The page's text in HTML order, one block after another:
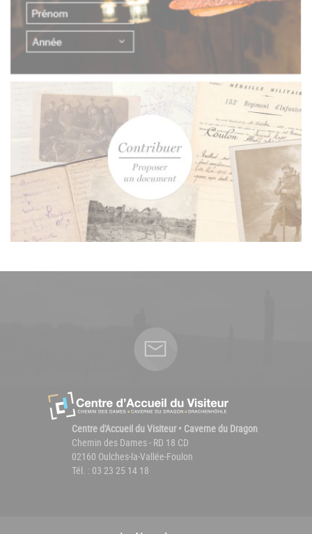
Centre d'Accueil du Visiteur • Caverne du Dragon
Chemin des Dames - RD 18 CD
02160 Oulches-la-Vallée-Foulon
Tél. : 03 23 25 14 18